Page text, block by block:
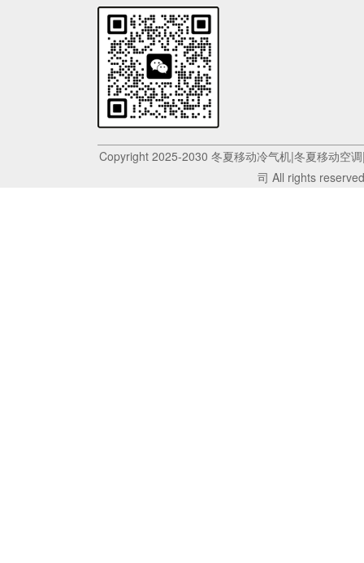
Copyright 2025-2030 冬夏移动冷气机|冬夏移动空
司 All rights